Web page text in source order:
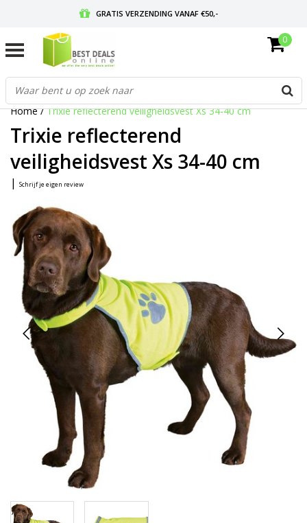
GRATIS VERZENDING VANAF €50,-
GRATIS RETOURNEREN EN 30 DAGEN BEDENKTIJD
0
Home/Trixie reflecterend veiligheidsvest Xs 34-40 cm
Trixie reflecterend
veiligheidsvest Xs 34-40 cm
| Schrijf je eigen review